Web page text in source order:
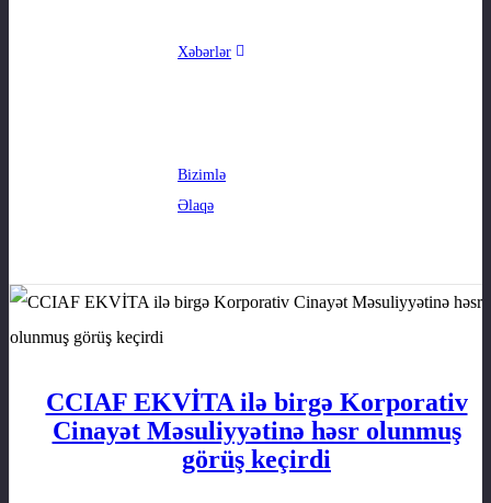
Xəbərlər
Bizimlə
Əlaqə
CCIAF EKVİTA ilə birgə Korporativ
Cinayət Məsuliyyətinə həsr olunmuş
görüş keçirdi